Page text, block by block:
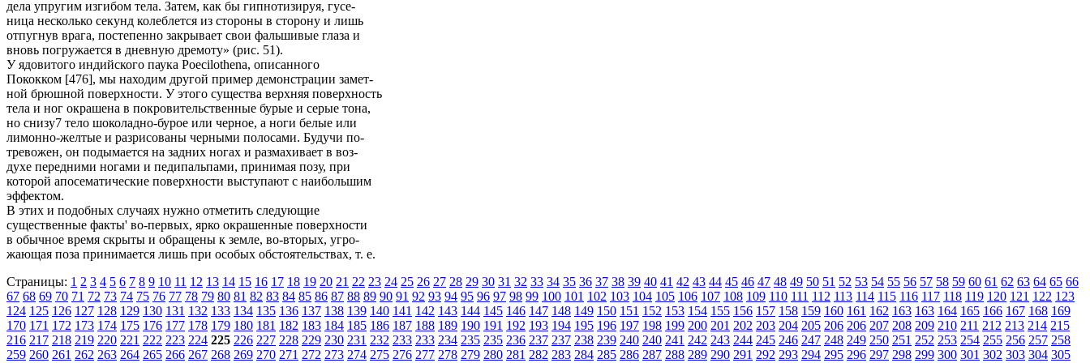
дела упругим изгибом тела. Затем, как бы гипнотизируя, гусе-
ница несколько секунд колеблется из стороны в сторону и лишь
отпугнув врага, постепенно закрывает свои фальшивые глаза и
вновь погружается в дневную дремоту» (рис. 51).
У ядовитого индийского паука Poecilothena, описанного
Пококком [476], мы находим другой пример демонстрации замет-
ной брюшной поверхности. У этого существа верхняя поверхность
тела и ног окрашена в покровительственные бурые и серые тона,
но снизу7 тело шоколадно-бурое или черное, а ноги белые или
лимонно-желтые и разрисованы черными полосами. Будучи по-
тревожен, он подымается на задних ногах и размахивает в воз-
духе передними ногами и педипальпами, принимая позу, при
которой апосематические поверхности выступают с наибольшим
эффектом.
В этих и подобных случаях нужно отметить следующие
существенные факты' во-первых, ярко окрашенные поверхности
в обычное время скрыты и обращены к земле, во-вторых, угро-
жающая поза принимается лишь при особых обстоятельствах, т. е.
Страницы: 1 2 3 4 5 6 7 8 9 10 11 12 13 14 15 16 17 18 19 20 21 22 23 24 25 26 27 28 29 30 31 32 33 34 35 36 37 38 39 40 41 42 43 44 45 46 47 48 49 50 51 52 53 54 55 56 57 58 59 60 61 62 63 64 65 66
67 68 69 70 71 72 73 74 75 76 77 78 79 80 81 82 83 84 85 86 87 88 89 90 91 92 93 94 95 96 97 98 99 100 101 102 103 104 105 106 107 108 109 110 111 112 113 114 115 116 117 118 119 120 121 122 123
124 125 126 127 128 129 130 131 132 133 134 135 136 137 138 139 140 141 142 143 144 145 146 147 148 149 150 151 152 153 154 155 156 157 158 159 160 161 162 163 163 164 165 166 167 168 169
170 171 172 173 174 175 176 177 178 179 180 181 182 183 184 185 186 187 188 189 190 191 192 193 194 195 196 197 198 199 200 201 202 203 204 205 206 206 207 208 209 210 211 212 213 214 215
216 217 218 219 220 221 222 223 224 225 226 227 228 229 230 231 232 233 233 234 235 235 236 237 237 238 239 240 240 241 242 243 244 245 246 247 248 249 250 251 252 253 254 255 256 257 258
259 260 261 262 263 264 265 266 267 268 269 270 271 272 273 274 275 276 277 278 279 280 281 282 283 284 285 286 287 288 289 290 291 292 293 294 295 296 297 298 299 300 301 302 303 304 305